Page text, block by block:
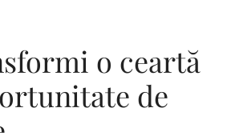
o ceartă
de